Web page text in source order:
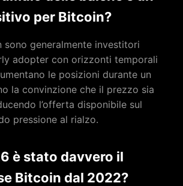
per Bitcoin?
sono generalmente investitori
adopter con orizzonti temporali
le posizioni durante un
la convinzione che il prezzo sia
l’offerta disponibile sul
pressione al rialzo.
è stato davvero il
Bitcoin dal 2022?